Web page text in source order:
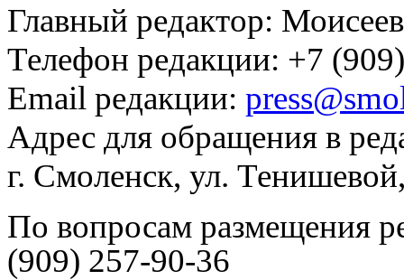
Главный редактор:
Телефон редакции: +7
Email редакции:
Адрес для обращения в
г. Смоленск, ул.
По вопросам размещения
(909) 257-90-36